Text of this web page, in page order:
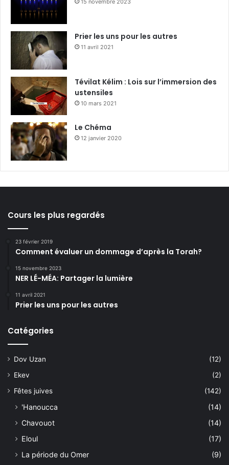
15 novembre 2023
Prier les uns pour les autres
11 avril 2021
Tévilat Kélim : Lois sur l’immersion des
ustensiles
10 mars 2021
Le Chéma
12 janvier 2020
Cours les plus regardés
23 février 2019
Comment évaluer un dommage d’après la Torah?
15 novembre 2023
NER LÉ-MÉA: Partager la lumière
11 avril 2021
Prier les uns pour les autres
Catégories
Dov Uzan
(12)
Ekev
(2)
Fêtes juives
(142)
'Hanoucca
(14)
Chavouot
(14)
Eloul
(17)
La période du Omer
(9)